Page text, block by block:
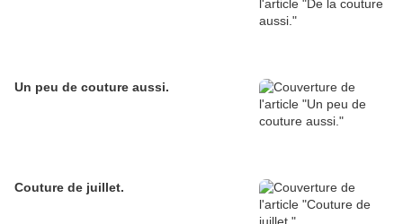
Un peu de couture aussi.
Couture de juillet.